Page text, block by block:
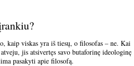
kaip viskas yra iš tiesų, o filosofas – ne. Kai
jis atsivertęs savo butaforinę ideologinę
pasakyti apie filosofą.